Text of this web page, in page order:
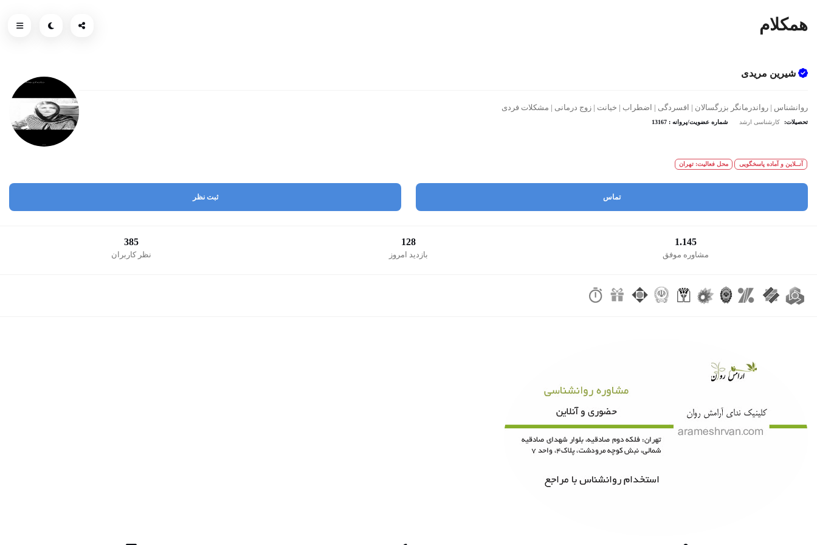
همکلام
شیرین مریدی
روانشناس | رواندرمانگر بزرگسالان | افسردگی | اضطراب | خیانت | زوج درمانی | مشکلات فردی
تحصیلات: کارشناسی ارشد شماره عضویت/پروانه : 13167
آنــلاین و آماده پاسخگویی محل فعالیت: تهران
تماس ثبت نظر
1.145
مشاوره موفق
128
بازدید امروز
385
نظر کاربران